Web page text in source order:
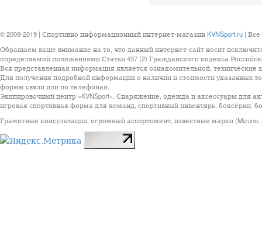
© 2009-2019 | Спортивно информационный интернет-магазин KVNSport.ru |
Обращаем ваше внимание на то, что данный интернет-сайт носит
определяемой положениями Статьи 437 (2) Гражданского кодекса
Вся представленная информация является ознакомительной, технические
Для получения подробной информации о наличии и стоимости указанных
формы связи или по телефонан.
Экипировочный центр «KVNSport». Снаряжение, одежда и аксессуары для
игровая спортивная форма для команд, спортивный инвентярь, боксёрки,
Грамотные консультации, огромный ассортимент, известные марки (Mizuno,